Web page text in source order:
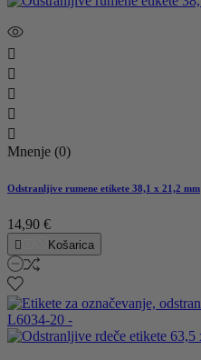





Mnenje (0)
Odstranljive rumene etikete 38,1 x 21,2 mm
14,90 €
 Košarica